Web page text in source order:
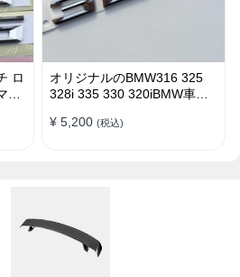
ロ
オリジナルのBMW316 325
328i 335 330 320iBMW車の
バッチ ロゴ
¥ 5,200 (税込)